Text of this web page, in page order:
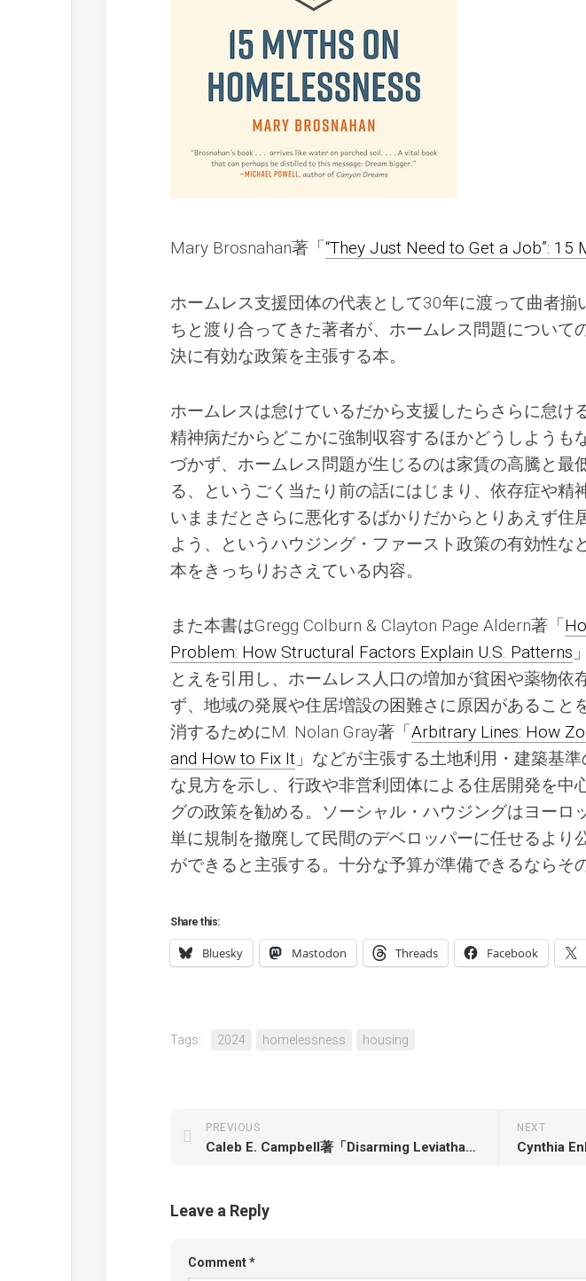
Mary Brosnahan著「“They Just Need to Get a Job”: 15
ホームレス支援団体の代表として30年に渡って曲者揃
ちと渡り合ってきた著者が、ホームレス問題について
決に有効な政策を主張する本。
ホームレスは怠けているだから支援したらさらに怠け
精神病だからどこかに強制収容するほかどうしようも
づかず、ホームレス問題が生じるのは家賃の高騰と最
る、というごく当たり前の話にはじまり、依存症や精
いままだとさらに悪化するばかりだからとりあえず住
よう、というハウジング・ファースト政策の有効性な
本をきっちりおさえている内容。
また本書はGregg Colburn & Clayton Page Aldern著「
Problem: How Structural Factors Explain U.S. Patterns
とえを引用し、ホームレス人口の増加が貧困や薬物依
ず、地域の発展や住居増設の困難さに原因があること
消するためにM. Nolan Gray著「Arbitrary Lines: How
and How to Fix It 」などが主張する土地利用・建築基
な見方を示し、行政や非営利団体による住居開発を中
グの政策を勧める。ソーシャル・ハウジングはヨーロ
単に規制を撤廃して民間のデベロッパーに任せるより
ができると主張する。十分な予算が準備できるならそ
Share this:
Bluesky Mastodon Threads Facebook
Tags: 2024 homelessness housing
NEXT
PREVIOUS
Caleb E. Campbell著「Disarming Leviathan: Loving Your Christian Nationalist Neighbor」
Leave a Reply
Comment*